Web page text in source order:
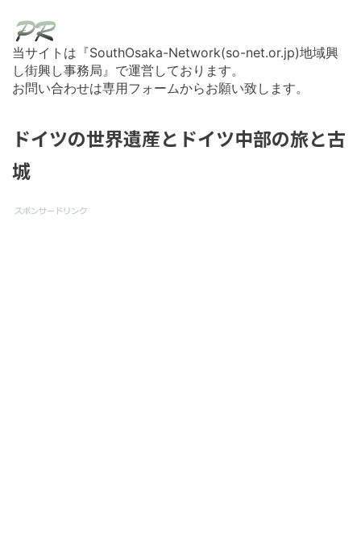
当サイトは『SouthOsaka-Network(so-net.or.jp)地域興
し街興し事務局』で運営しております。
お問い合わせは専用フォームからお願い致します。
ドイツの世界遺産とドイツ中部の旅と古
城